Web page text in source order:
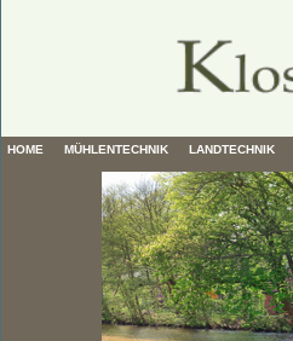
HOME MÜHLENTECHNIK LANDTECHNIK